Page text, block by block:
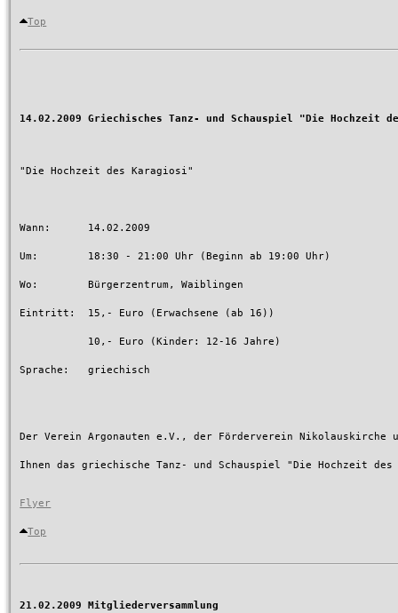
Top
14.02.2009 Griechisches Tanz- und Schauspiel "Die Hochzeit
"Die Hochzeit des Karagiosi"
Wann:      14.02.2009
Um:        18:30 - 21:00 Uhr (Beginn ab 19:00 Uhr)
Wo:        Bürgerzentrum, Waiblingen
Eintritt:  15,- Euro (Erwachsene (ab 16))
           10,- Euro (Kinder: 12-16 Jahre)
Sprache:   griechisch
Der Verein Argonauten e.V., der Förderverein
Ihnen das griechische Tanz- und Schauspiel "Die Hochzeit
Flyer
Top
21.02.2009 Mitgliederversammlung